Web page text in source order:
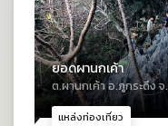
แหล่งท่องเที่ยว
ยอดผานกเค้า
ต.ผานกเค้า อ.ภูกระดึง